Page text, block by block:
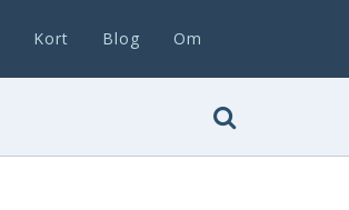
Kort Blog Om